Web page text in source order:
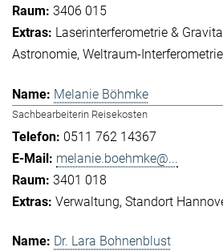
3406 015
Laserinterferometrie &
Astronomie Weltraum-Interferometrie
Melanie Böhmke
Sachbearbeiterin Reisekosten
0511 762 14367
melanie.boehmke@...
3401 018
Verwaltung Standort
Dr. Lara Bohnenblust